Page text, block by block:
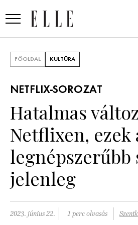
SZÉPSÉG
PSZICHÉ
PÁRKAPCSOLAT
FŐOLDAL KULTÚRA
NETFLIX-SOROZAT
Hatalmas
Netflixen, ezek
legnépszerűbb
jelenleg
2023. június 22. 1 perc olvasás